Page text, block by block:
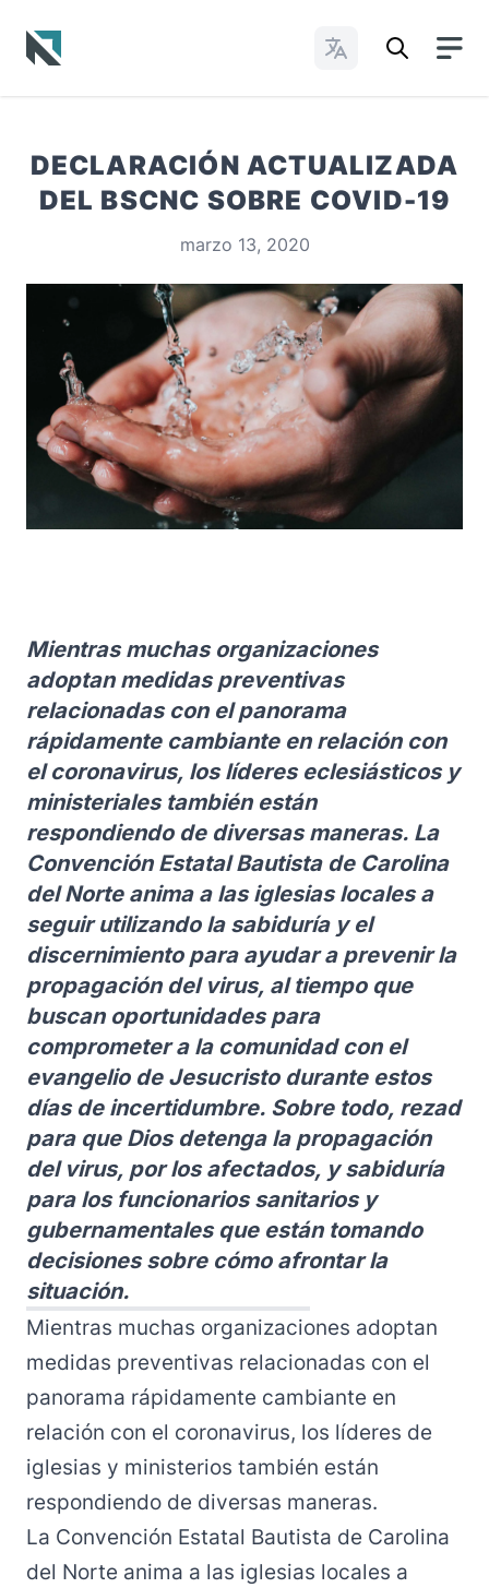
Cambiar idioma
DECLARACIÓN ACTUALIZADA
DEL BSCNC SOBRE COVID-19
marzo 13, 2020
Mientras muchas organizaciones
adoptan medidas preventivas
relacionadas con el panorama
rápidamente cambiante en relación con
el coronavirus, los líderes eclesiásticos y
ministeriales también están
respondiendo de diversas maneras. La
Convención Estatal Bautista de Carolina
del Norte anima a las iglesias locales a
seguir utilizando la sabiduría y el
discernimiento para ayudar a prevenir la
propagación del virus, al tiempo que
buscan oportunidades para
comprometer a la comunidad con el
evangelio de Jesucristo durante estos
días de incertidumbre. Sobre todo, rezad
para que Dios detenga la propagación
del virus, por los afectados, y sabiduría
para los funcionarios sanitarios y
gubernamentales que están tomando
decisiones sobre cómo afrontar la
situación.
Mientras muchas organizaciones adoptan
medidas preventivas relacionadas con el
panorama rápidamente cambiante en
relación con el coronavirus, los líderes de
iglesias y ministerios también están
respondiendo de diversas maneras.
La Convención Estatal Bautista de Carolina
del Norte anima a las iglesias locales a